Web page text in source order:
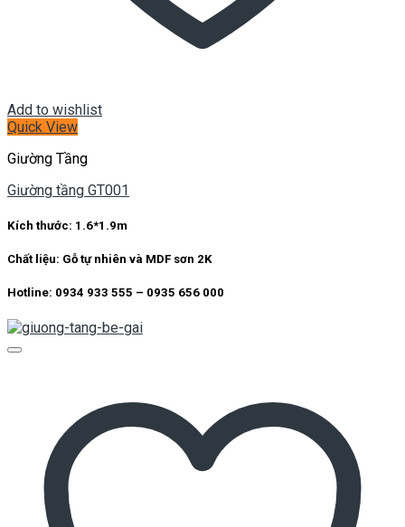
Add to wishlist
Quick View
Giường Tầng
Giường tầng GT001
Kích thước: 1.6*1.9m
Chất liệu: Gỗ tự nhiên và MDF sơn 2K
Hotline: 0934 933 555 – 0935 656 000